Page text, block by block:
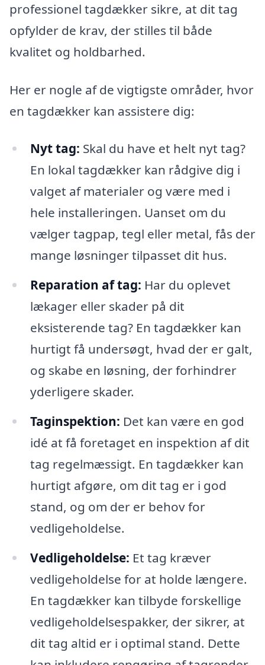
professionel tagdækker sikre, at dit tag
opfylder de krav, der stilles til både
kvalitet og holdbarhed.
Her er nogle af de vigtigste områder, hvor
en tagdækker kan assistere dig:
Nyt tag: Skal du have et helt nyt tag?
En lokal tagdækker kan rådgive dig i
valget af materialer og være med i
hele installeringen. Uanset om du
vælger tagpap, tegl eller metal, fås der
mange løsninger tilpasset dit hus.
Reparation af tag: Har du oplevet
lækager eller skader på dit
eksisterende tag? En tagdækker kan
hurtigt få undersøgt, hvad der er galt,
og skabe en løsning, der forhindrer
yderligere skader.
Taginspektion: Det kan være en god
idé at få foretaget en inspektion af dit
tag regelmæssigt. En tagdækker kan
hurtigt afgøre, om dit tag er i god
stand, og om der er behov for
vedligeholdelse.
Vedligeholdelse: Et tag kræver
vedligeholdelse for at holde længere.
En tagdækker kan tilbyde forskellige
vedligeholdelsespakker, der sikrer, at
dit tag altid er i optimal stand. Dette